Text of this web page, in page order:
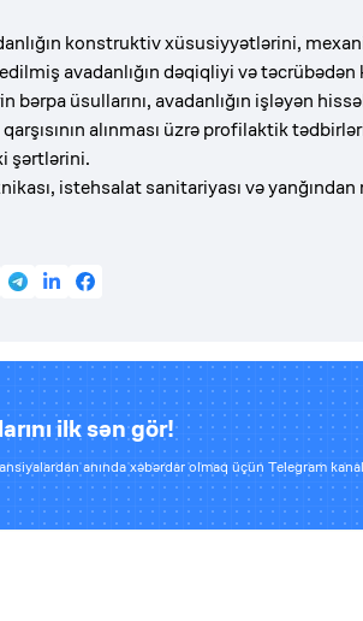
konstruktiv xüsusiyyətlərini,
avadanlığın dəqiqliyi və
bərpa üsullarını, avadanlığın işləyən
qarşısının alınması üzrə profilaktik
şərtlərini.
istehsalat sanitariyası və
ilk sən gör!
anında xəbərdar olmaq üçün Telegram